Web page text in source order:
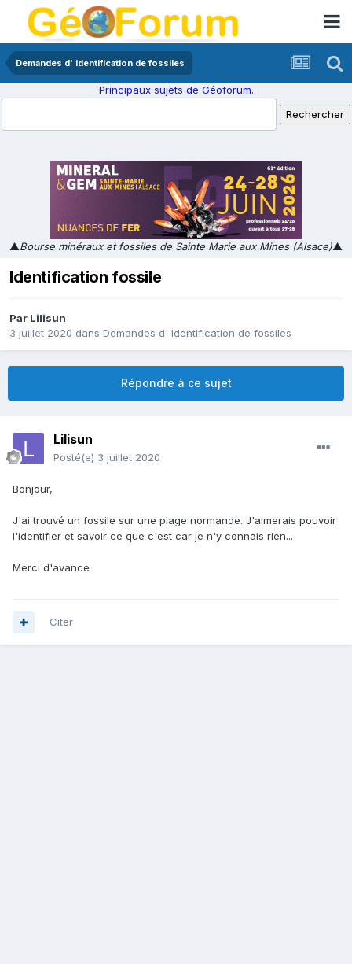
Demandes d' identification de fossiles
Principaux sujets de Géoforum.
▲Bourse minéraux et fossiles de Sainte Marie aux Mines (Alsace)▲
Identification fossile
Par Lilisun
3 juillet 2020 dans Demandes d' identification de fossiles
Répondre à ce sujet
Lilisun
Posté(e) 3 juillet 2020
Bonjour,
J'ai trouvé un fossile sur une plage normande. J'aimerais pouvoir
l'identifier et savoir ce que c'est car je n'y connais rien...
Merci d'avance
Citer